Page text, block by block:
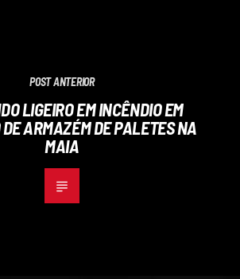
POST ANTERIOR
LIGEIRO EM INCÊNDIO EM
ARMAZÉM DE PALETES NA
MAIA